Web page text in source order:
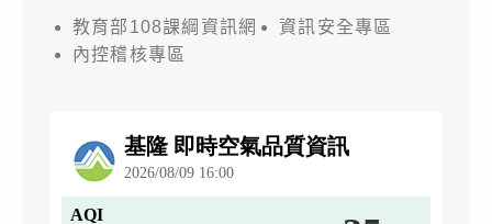
教育部108課綱資訊網
資訊安全專區
內控稽核專區